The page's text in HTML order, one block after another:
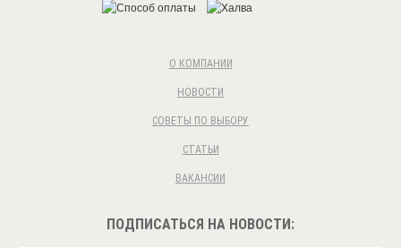
О КОМПАНИИ
НОВОСТИ
СОВЕТЫ ПО ВЫБОРУ
СТАТЬИ
ВАКАНСИИ
ПОДПИСАТЬСЯ НА НОВОСТИ: